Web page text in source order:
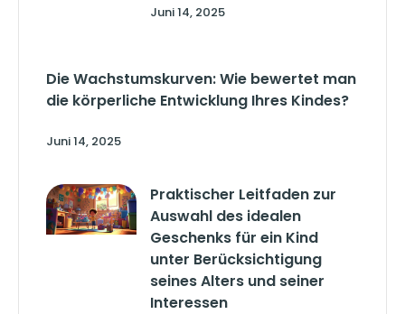
Juni 14, 2025
Die Wachstumskurven: Wie bewertet man
die körperliche Entwicklung Ihres Kindes?
Juni 14, 2025
Praktischer Leitfaden zur
Auswahl des idealen
Geschenks für ein Kind
unter Berücksichtigung
seines Alters und seiner
Interessen